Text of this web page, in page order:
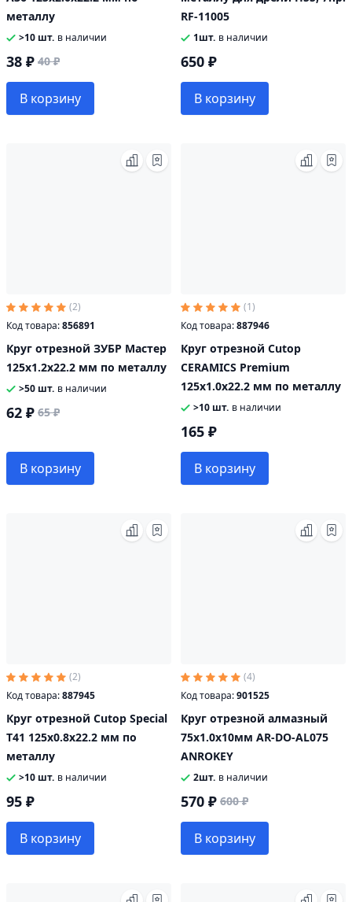
металлу
>10 шт. в наличии
38 ₽ 40 ₽
В корзину
RF-11005
1шт. в наличии
650 ₽
В корзину
(2)
Код товара:856891
Круг отрезной ЗУБР Мастер
125x1.2х22.2 мм по металлу
>50 шт. в наличии
62 ₽ 65 ₽
В корзину
(1)
Код товара:887946
Круг отрезной Cutop
CERAMICS Premium
125х1.0х22.2 мм по металлу
>10 шт. в наличии
165 ₽
В корзину
(2)
Код товара:887945
Круг отрезной Cutop Special
T41 125х0.8х22.2 мм по
металлу
>10 шт. в наличии
95 ₽
В корзину
(4)
Код товара:901525
Круг отрезной алмазный
75х1.0х10мм AR-DO-AL075
ANROKEY
2шт. в наличии
570 ₽ 600 ₽
В корзину